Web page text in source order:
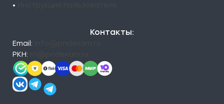
•
Контакты:
Email:
РКН: